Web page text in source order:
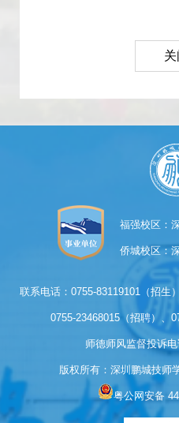
关
福强校区：
侨城校区：
联系电话：0755-83119101（招生
0755-23468015（招聘）、
师德师风监督投诉
版权所有：深圳鹏城技师
粤公网安备